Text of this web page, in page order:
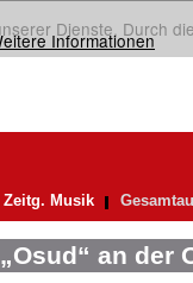
Dienste. Durch
Informationen
Zeitg. Musik
an der